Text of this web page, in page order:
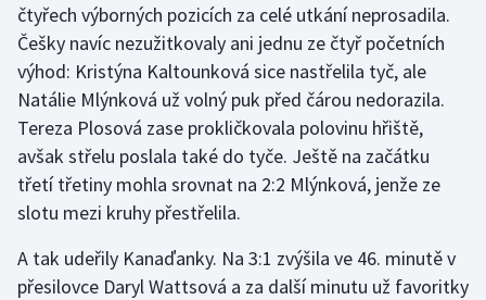
Short track
Sportovní střelba
Stolní tenis
Triatlon
Vodní slalom
čtyřech výborných pozicích za celé utkání neprosadila.
Češky navíc nezužitkovaly ani jednu ze čtyř početních
výhod: Kristýna Kaltounková sice nastřelila tyč, ale
Natálie Mlýnková už volný puk před čárou nedorazila.
Tereza Plosová zase prokličkovala polovinu hřiště,
avšak střelu poslala také do tyče. Ještě na začátku
třetí třetiny mohla srovnat na 2:2 Mlýnková, jenže ze
slotu mezi kruhy přestřelila.
A tak udeřily Kanaďanky. Na 3:1 zvýšila ve 46. minutě v
přesilovce Daryl Wattsová a za další minutu už favoritky